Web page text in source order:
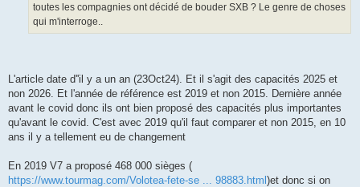
toutes les compagnies ont décidé de bouder SXB ? Le genre de choses
qui m'interroge..
L'article date d''il y a un an (23Oct24). Et il s'agit des capacités 2025 et
non 2026. Et l'année de référence est 2019 et non 2015. Dernière année
avant le covid donc ils ont bien proposé des capacités plus importantes
qu'avant le covid. C'est avec 2019 qu'il faut comparer et non 2015, en 10
ans il y a tellement eu de changement
En 2019 V7 a proposé 468 000 sièges (
https://www.tourmag.com/Volotea-fete-se ... 98883.html )et donc si on